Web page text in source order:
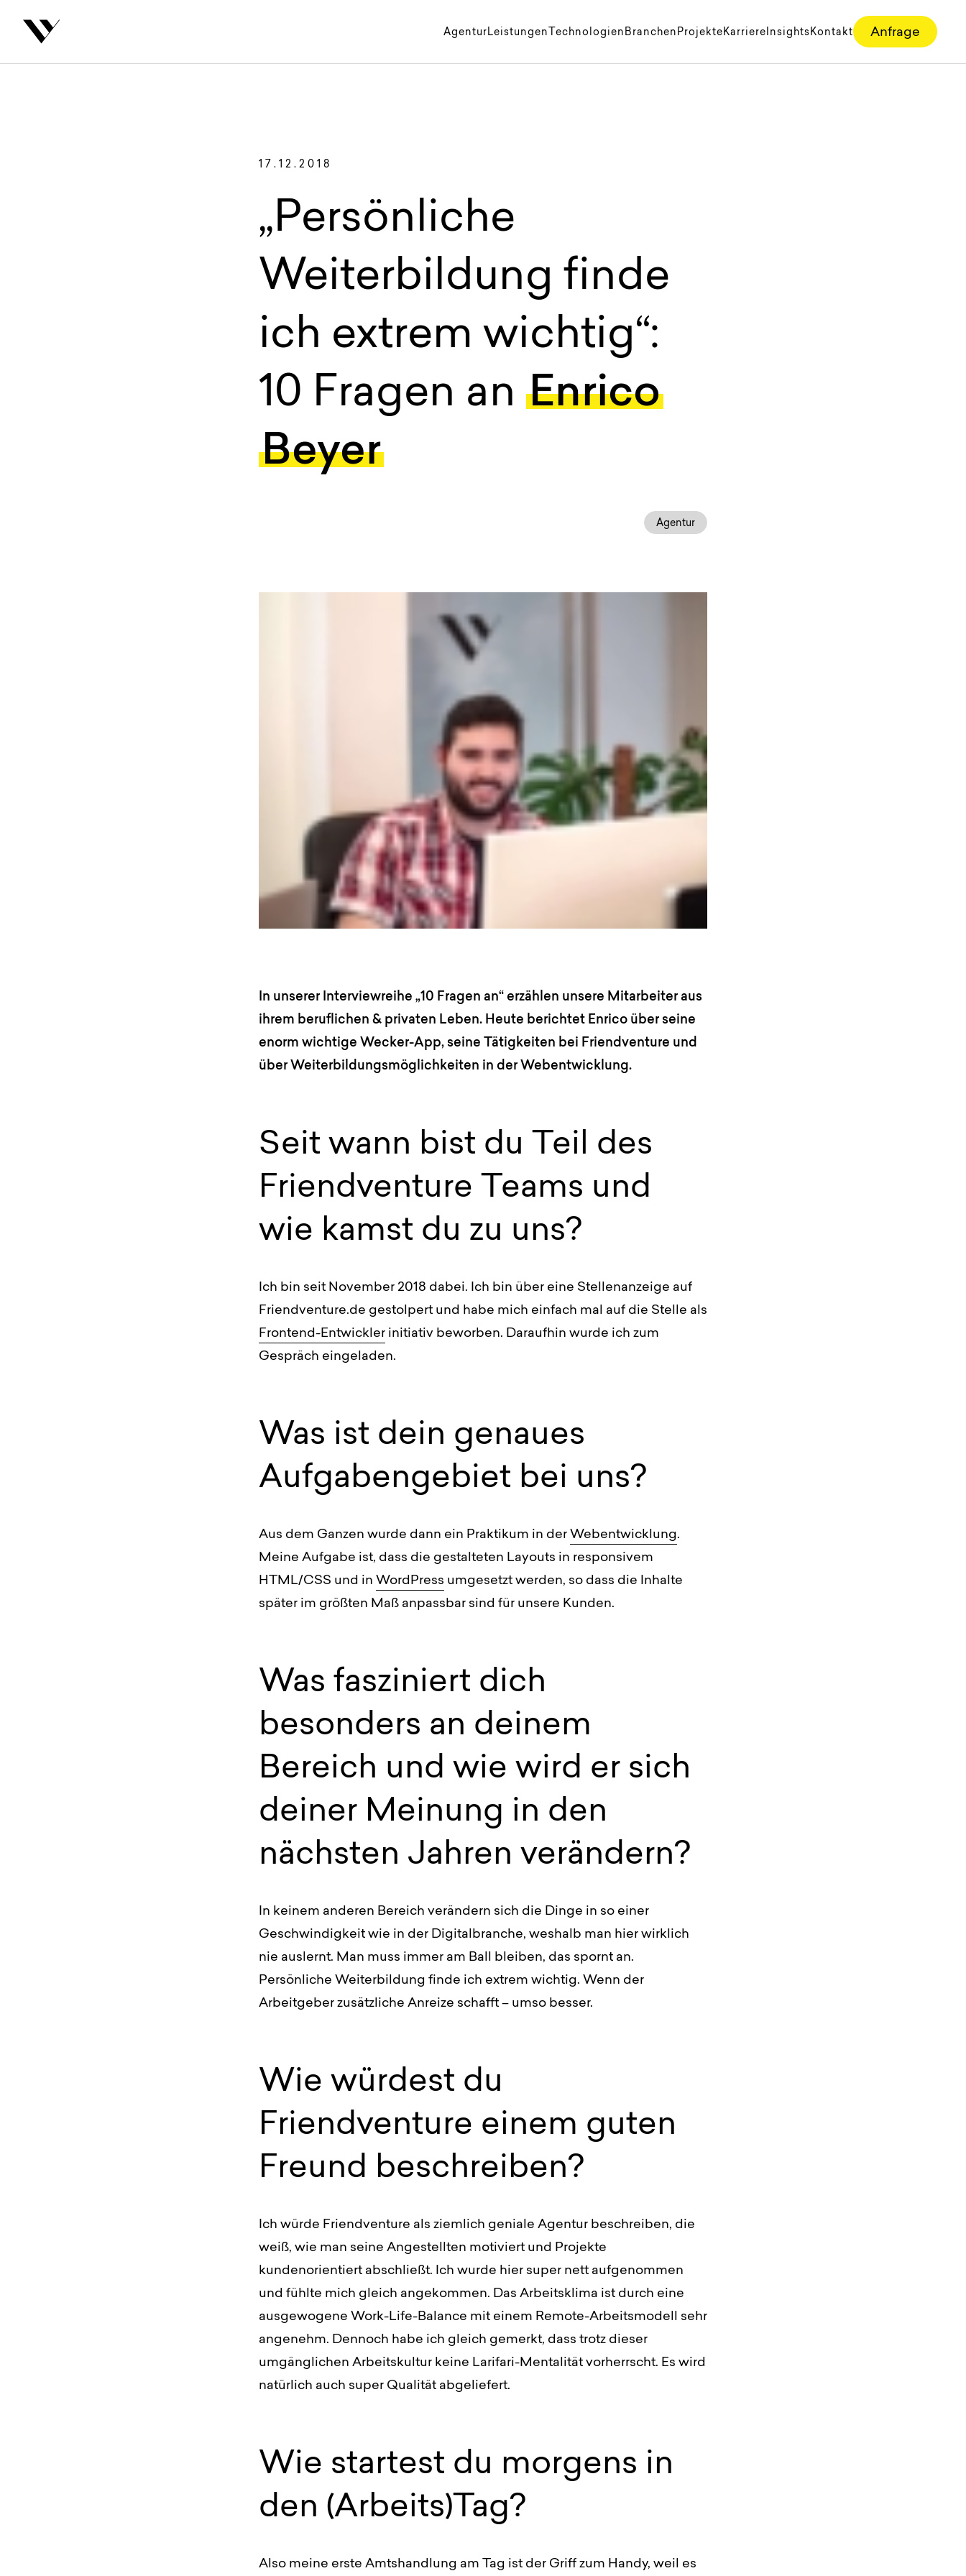
AgenturLeistungen Technologien Branchen ProjekteKarriereInsightsKontakt Anfrage
17.12.2018
„Persönliche
Weiterbildung finde
ich extrem wichtig“:
10 Fragen an Enrico
Beyer
Autoren
Agentur
In unserer Interviewreihe „10 Fragen an“ erzählen unsere Mitarbeiter aus
ihrem beruflichen & privaten Leben. Heute berichtet Enrico über seine
enorm wichtige Wecker-App, seine Tätigkeiten bei Friendventure und
über Weiterbildungsmöglichkeiten in der Webentwicklung.
Seit wann bist du Teil des
Friendventure Teams und
wie kamst du zu uns?
Ich bin seit November 2018 dabei. Ich bin über eine Stellenanzeige auf
Friendventure.de gestolpert und habe mich einfach mal auf die Stelle als
Frontend-Entwicklerinitiativ beworben. Daraufhin wurde ich zum
Gespräch eingeladen.
Was ist dein genaues
Aufgabengebiet bei uns?
Aus dem Ganzen wurde dann ein Praktikum in der Webentwicklung.
Meine Aufgabe ist, dass die gestalteten Layouts in responsivem
HTML/CSS und in WordPress umgesetzt werden, so dass die Inhalte
später im größten Maß anpassbar sind für unsere Kunden.
Was fasziniert dich
besonders an deinem
Bereich und wie wird er sich
deiner Meinung in den
nächsten Jahren verändern?
In keinem anderen Bereich verändern sich die Dinge in so einer
Geschwindigkeit wie in der Digitalbranche, weshalb man hier wirklich
nie auslernt. Man muss immer am Ball bleiben, das spornt an.
Persönliche Weiterbildung finde ich extrem wichtig. Wenn der
Arbeitgeber zusätzliche Anreize schafft – umso besser.
Wie würdest du
Friendventure einem guten
Freund beschreiben?
Ich würde Friendventure als ziemlich geniale Agentur beschreiben, die
weiß, wie man seine Angestellten motiviert und Projekte
kundenorientiert abschließt. Ich wurde hier super nett aufgenommen
und fühlte mich gleich angekommen. Das Arbeitsklima ist durch eine
ausgewogene Work-Life-Balance mit einem Remote-Arbeitsmodell sehr
angenehm. Dennoch habe ich gleich gemerkt, dass trotz dieser
umgänglichen Arbeitskultur keine Larifari-Mentalität vorherrscht. Es wird
natürlich auch super Qualität abgeliefert.
Wie startest du morgens in
den (Arbeits)Tag?
Also meine erste Amtshandlung am Tag ist der Griff zum Handy, weil es